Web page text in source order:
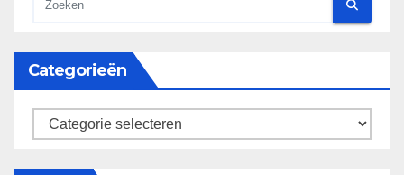
Categorieën
categorieën